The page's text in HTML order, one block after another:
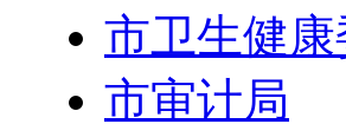
市卫生健
市审计局